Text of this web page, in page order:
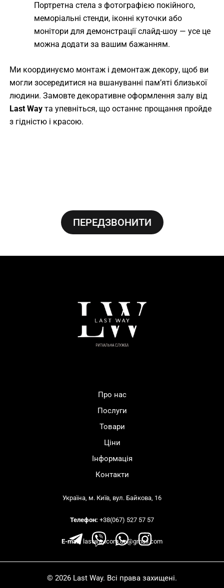
Портретна стела з фотографією покійного,
меморіальні стенди, іконні куточки або
монітори для демонстрації слайд-шоу — усе це
можна додати за вашим бажанням.
Ми координуємо монтаж і демонтаж декору, щоб ви
могли зосередитися на вшануванні пам’яті близької
людини. Замовте декоративне оформлення залу від
Last Wayта упевніться, що останнє прощання пройде
з гідністю і красою.
ПЕРЕДЗВОНИТИ
Про нас
Послуги
Товари
Ціни
Інформація
Контакти
Україна, м. Київ, вул. Байкова, 16
Телефон: +38(067) 527 57 57
E-mail: lastway.com.ua@gmail.com
© 2026 Last Way. Всі права захищені.